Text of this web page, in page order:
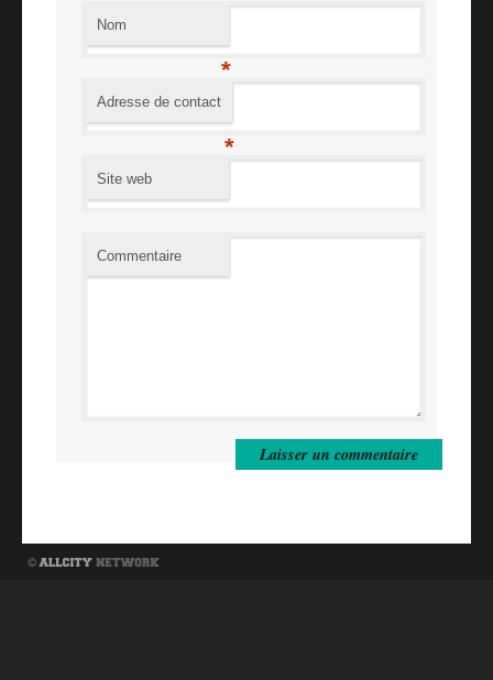
Nom
*
Adresse de contact
*
Site web
Commentaire